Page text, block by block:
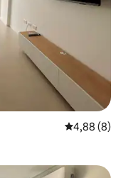
4,88 av 5 i
4,88 (8)